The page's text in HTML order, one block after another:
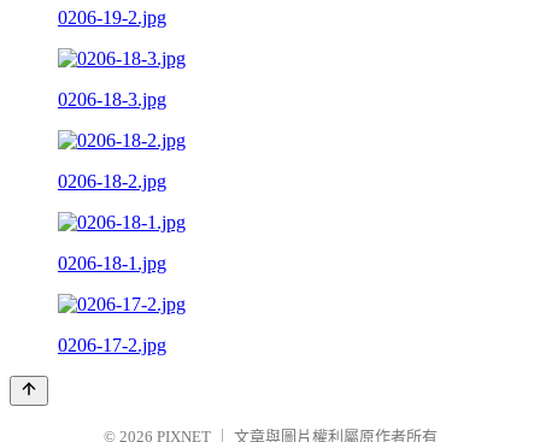
0206-19-2.jpg
0206-18-3.jpg
0206-18-2.jpg
0206-18-1.jpg
0206-17-2.jpg
© 2026 PIXNET 文章與圖片權利屬原作者所有